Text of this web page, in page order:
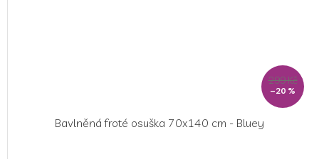
299 Kč
–20 %
Bavlněná froté osuška 70x140 cm - Bluey